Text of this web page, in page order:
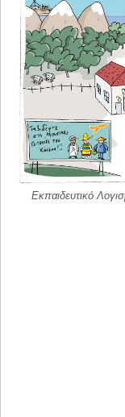
Εκπαιδευτικό